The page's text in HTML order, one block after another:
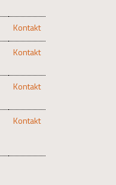
Kontakt
Kontakt
Kontakt
Kontakt